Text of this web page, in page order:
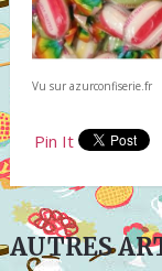
Vu sur azurconfiserie.fr
Pin It
AUTRES